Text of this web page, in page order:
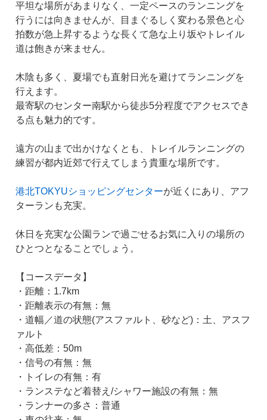
平坦な場所があまりなく、一定ペースのランニングを
行うには向きませんが、目まぐるしく変わる景色と心
拍数が急上昇するような長くて急な上り坂やトレイル
道は飽きが来ません。
木陰も多く、夏場でも直射日光を避けてランニングを
行えます。
最寄駅のセンター南駅から徒歩5分程度でアクセスでき
る点も魅力的です。
遠方の山まで出かけなくとも、トレイルランニングの
練習が都内近郊で行えてしまう貴重な場所です。
港北TOKYUショッピングセンターが近くにあり、アフ
ターランも充実。
休日を充実な公園ランで過ごせるお気に入りの場所の
ひとつとなることでしょう。
【コースデータ】
・距離：1.7km
・距離表示の有無：無
・道幅／道の状態(アスファルト、砂など)：土、アスフ
ァルト
・高低差：50m
・信号の有無：無
・トイレの有無：有
・ランステなど着替え/シャワー施設の有無：無
・ランナーの多さ：普通